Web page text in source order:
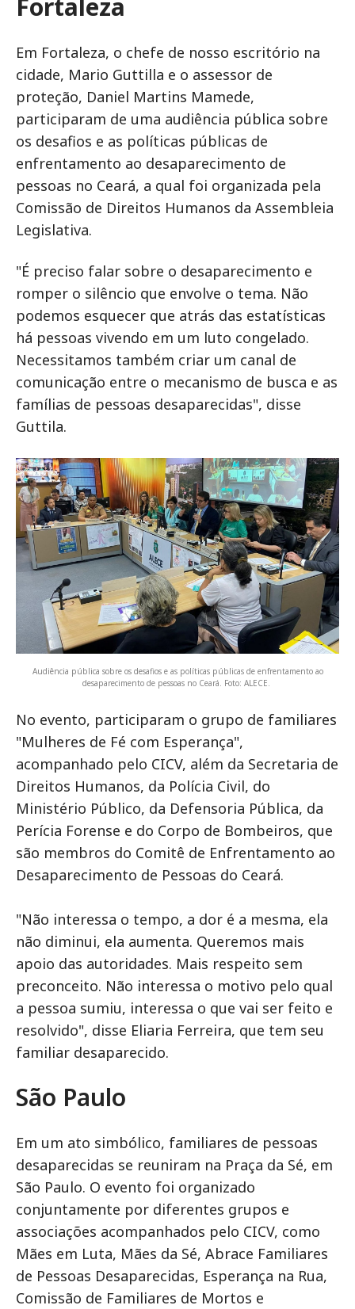
Fortaleza
Em Fortaleza, o chefe de nosso escritório na
cidade, Mario Guttilla e o assessor de
proteção, Daniel Martins Mamede,
participaram de uma audiência pública sobre
os desafios e as políticas públicas de
enfrentamento ao desaparecimento de
pessoas no Ceará, a qual foi organizada pela
Comissão de Direitos Humanos da Assembleia
Legislativa.
"É preciso falar sobre o desaparecimento e
romper o silêncio que envolve o tema. Não
podemos esquecer que atrás das estatísticas
há pessoas vivendo em um luto congelado.
Necessitamos também criar um canal de
comunicação entre o mecanismo de busca e as
famílias de pessoas desaparecidas", disse
Guttila.
Audiência pública sobre os desafios e as políticas públicas de enfrentamento ao
desaparecimento de pessoas no Ceará. Foto: ALECE.
No evento, participaram o grupo de familiares
"Mulheres de Fé com Esperança",
acompanhado pelo CICV, além da Secretaria de
Direitos Humanos, da Polícia Civil, do
Ministério Público, da Defensoria Pública, da
Perícia Forense e do Corpo de Bombeiros, que
são membros do Comitê de Enfrentamento ao
Desaparecimento de Pessoas do Ceará.
"Não interessa o tempo, a dor é a mesma, ela
não diminui, ela aumenta. Queremos mais
apoio das autoridades. Mais respeito sem
preconceito. Não interessa o motivo pelo qual
a pessoa sumiu, interessa o que vai ser feito e
resolvido", disse Eliaria Ferreira, que tem seu
familiar desaparecido.
São Paulo
Em um ato simbólico, familiares de pessoas
desaparecidas se reuniram na Praça da Sé, em
São Paulo. O evento foi organizado
conjuntamente por diferentes grupos e
associações acompanhados pelo CICV, como
Mães em Luta, Mães da Sé, Abrace Familiares
de Pessoas Desaparecidas, Esperança na Rua,
Comissão de Familiares de Mortos e